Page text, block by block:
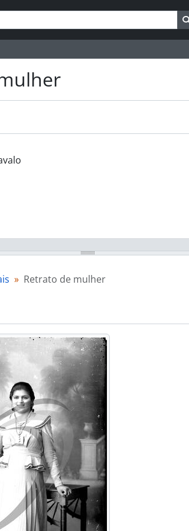
regional
regional
vestuário de fantasia
vestuário regional
vestuário regional
vestuário de fantasia
Retrato de mulher